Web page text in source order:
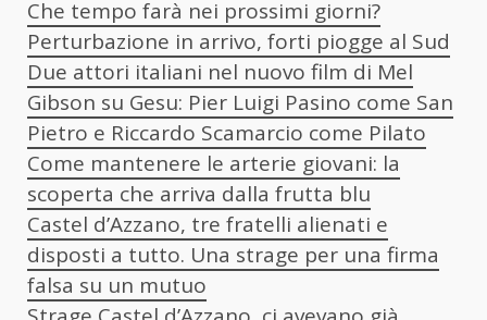
Che tempo farà nei prossimi giorni?
Perturbazione in arrivo, forti piogge al Sud
Due attori italiani nel nuovo film di Mel
Gibson su Gesu: Pier Luigi Pasino come San
Pietro e Riccardo Scamarcio come Pilato
Come mantenere le arterie giovani: la
scoperta che arriva dalla frutta blu
Castel d’Azzano, tre fratelli alienati e
disposti a tutto. Una strage per una firma
falsa su un mutuo